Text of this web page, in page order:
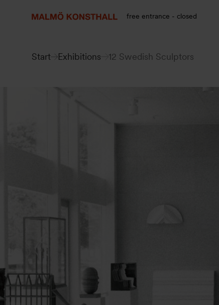
accessibility
free entrance - closed
Start Exhibitions 12 Swedish Sculptors